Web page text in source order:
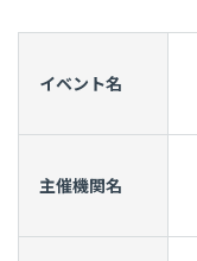
イベント名
主催機関名